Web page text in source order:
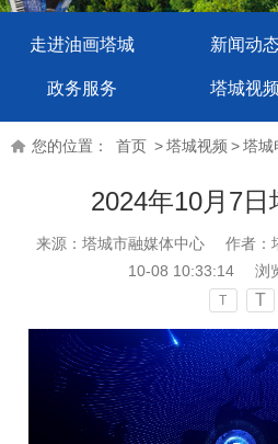
走进油画塔城 新闻动
政务服务 塔城视频
您的位置： 首页 >塔城视频 >塔城
2024年10月7日
来源：塔城市融媒体中心 作者：
10-08 10:33:14
浏
T T